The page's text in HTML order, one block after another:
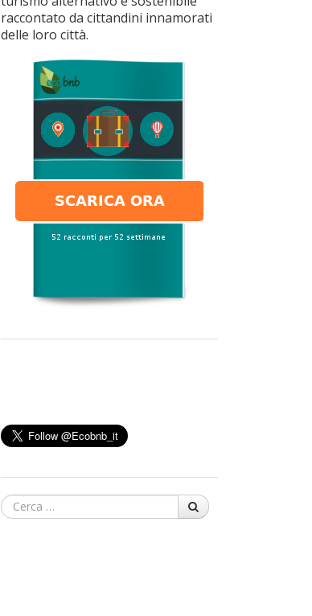
raccontato da cittandini innamorati
delle loro città.
Cerca